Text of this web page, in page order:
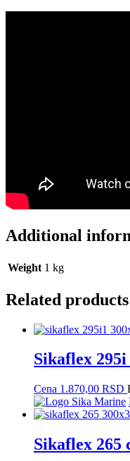
Additional
Weight 1 kg
Related products
Sikaflex
Cena 1.870,00 RSD
Sikaflex 265